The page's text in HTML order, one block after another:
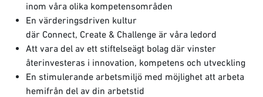
inom våra olika kompetensområden
En värderingsdriven kultur
där Connect, Create & Challenge är våra ledord
Att vara del av ett stiftelseägt bolag där vinster
återinvesteras i innovation, kompetens och utveckling
En stimulerande arbetsmiljö med möjlighet att arbeta
hemifrån del av din arbetstid